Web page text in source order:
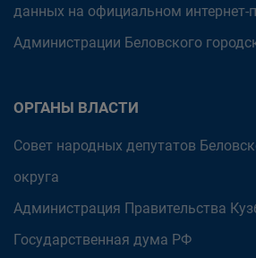
данных на официальном интернет-
Администрации Беловского
ОРГАНЫ ВЛАСТИ
Совет народных депутатов
округа
Администрация Правительства
Государственная дума РФ